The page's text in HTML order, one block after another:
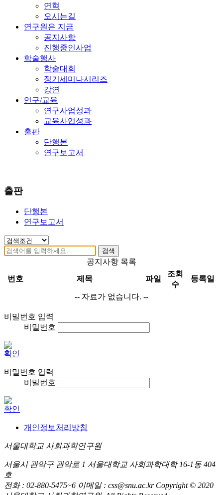
연혁
오시는길
연구원은 지금
공지사항
진행중인사업
학술행사
학술대회
정기세미나시리즈
강연
연구/교육
연구사업성과
교육사업성과
출판
단행본
연구보고서
출판
단행본
연구보고서
검색
공지사항 목록
번호
제목 파일
조회
수
등록일
-- 자료가 없습니다. --
비밀번호 입력
비밀번호
확인
비밀번호 입력
비밀번호
확인
개인정보처리방침
서울대학교 사회과학연구원
서울시 관악구 관악로 1 서울대학교 사회과학대학 16-1동 404
호
전화 : 02-880-5475~6 이메일 : css@snu.ac.kr Copyright © 2020